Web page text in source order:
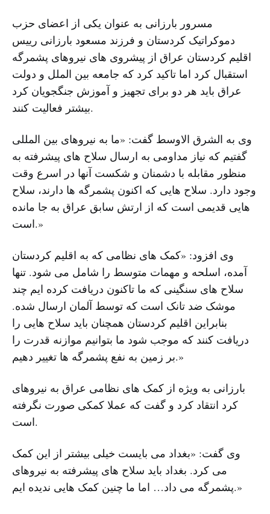
مسرور بارزانی به عنوان یکی از اعضای حزب
دموکراتیک کردستان و فرزند مسعود بارزانی رییس
اقلیم کردستان عراق از پیشروی های نیروهای پشمرگه
استقبال کرد اما تاکید کرد که جامعه بین الملل و دولت
عراق باید هر دو برای تجهیز و آموزش جنگجویان کرد
بیشتر فعالیت کنند.
وی به الشرق الاوسط گفت: «ما به نیروهای بین المللی
گفتیم که نیاز مداومی به ارسال سلاح های پیشرفته به
منظور مقابله با دشمنان و شکست آنها در اسرع وقت
وجود دارد. سلاح هایی که اکنون پشمرگه ها دارند، سلاح
هایی قدیمی است که از ارتش سابق عراق به جا مانده
است.»
وی افزود: «کمک های نظامی که به اقلیم کردستان
آمده، اسلحه و مهمات متوسط را شامل می شود. تنها
سلاح های سنگینی که ما تاکنون دریافت کرده ایم چند
موشک ضد تانک است که توسط آلمان ارسال شده.
بنابراین اقلیم کردستان همچنان باید سلاح هایی را
دریافت کنند که موجب شود ما بتوانیم موازنه قدرت را
بر زمین به نفع پشمرگه ها تغییر دهیم.»
بارزانی به ویژه از کمک های نظامی عراق به نیروهای
کرد انتقاد کرد و گفت که عملا کمکی صورت نگرفته
است.
وی گفت: «بغداد می بایست خیلی بیشتر از این کمک
می کرد. بغداد باید سلاح های پیشرفته به نیروهای
پشمرگه می داد… اما ما چنین کمک هایی ندیده ایم.»